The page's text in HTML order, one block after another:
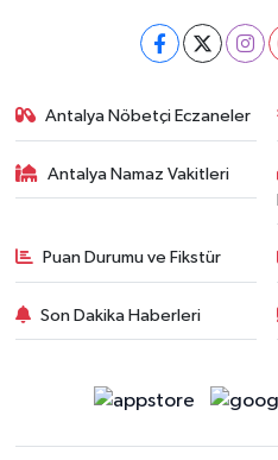
Antalya Nöbetçi Eczaneler
Antalya Namaz Vakitleri
Puan Durumu ve Fikstür
Son Dakika Haberleri